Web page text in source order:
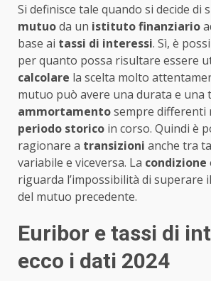
Si definisce tale quando si decide di
mutuoda un istituto finanziario
base ai tassi di interessi. Sì, è
per quanto possa risultare essere
calcolare la scelta molto
mutuo può avere una durata e una
ammortamentosempre differenti
periodo storico in corso. Quindi è
ragionare a transizioni anche tra
variabile e viceversa. La condizione
riguarda l’impossibilità di superare il
del mutuo precedente.
Euribor e tassi di
ecco i dati 2024